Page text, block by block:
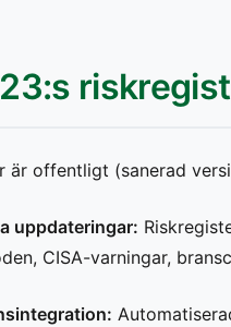
är offentligt (sanerad
uppdateringar:
CISA-varningar,